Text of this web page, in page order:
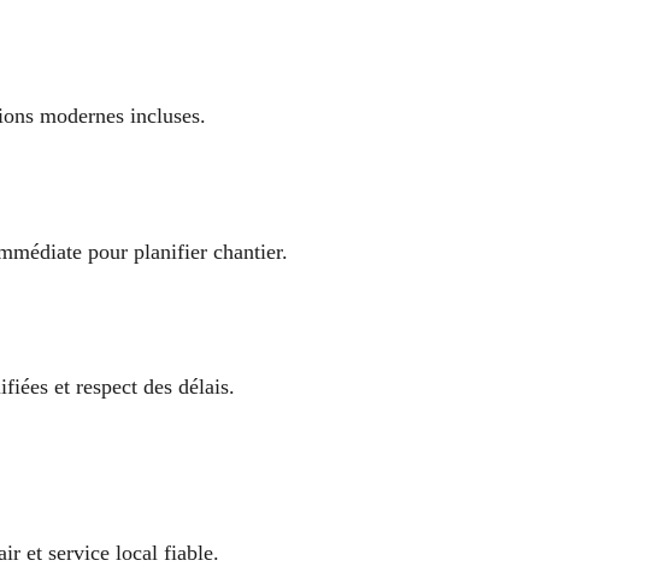
modernes incluses.
pour planifier chantier.
et respect des délais.
et service local fiable.